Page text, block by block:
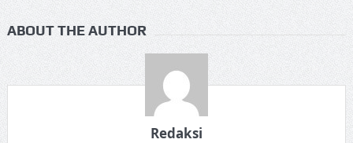
ABOUT THE AUTHOR
Redaksi